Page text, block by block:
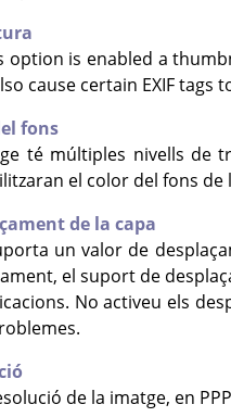
option is enabled a
cause certain EXIF tags
fons
té múltiples nivells de
el color del fons
de la capa
un valor de
el suport de
No activeu els
de la imatge, en